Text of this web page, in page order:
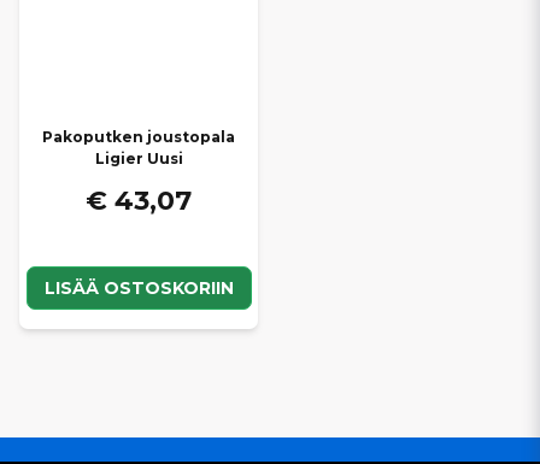
Pakoputken joustopala
Ligier Uusi
€ 43,07
LISÄÄ OSTOSKORIIN